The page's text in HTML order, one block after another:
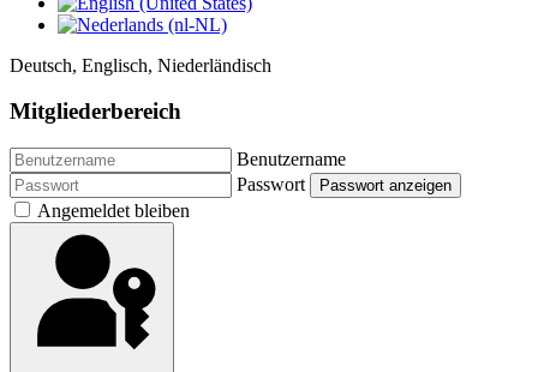
Deutsch, Englisch, Niederländisch
Mitgliederbereich
Benutzername
Passwort
Passwort anzeigen
Angemeldet bleiben